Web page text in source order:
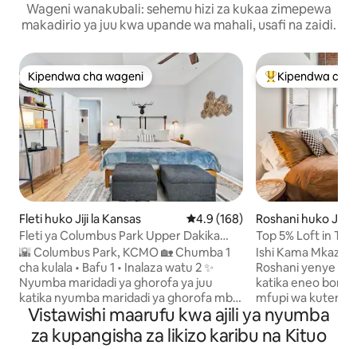
Wageni wanakubali: sehemu hizi za kukaa zimepewa
makadirio ya juu kwa upande wa mahali, usafi na zaidi.
Kipendwa cha wageni
Kipendwa cha wageni
Fleti huko Jiji la Kansas Ukadiriaji wa wastani wa 4.9
4.9 (168)
Fleti ya Columbus Park Upper Dakika
chache kutoka Katikati ya Jiji la KC
🌇 Columbus Park, KCMO 🏡 Chumba 1
cha kulala • Bafu 1 • Inalaza watu 2 ✨
Nyumba maridadi ya ghorofa ya juu
katika nyumba maridadi ya ghorofa mbili
yenye mlango wa kujitegemea 📍
Tembea hadi Soko la Mto, vituo vya
tramu, mikahawa na vipendwa vya eneo
Kipendwa
Kipendwa cha
Roshani huko Jiji
Top 5% Loft in
Walkable
Ishi Kama Mkazi
Roshani yenye
katika eneo bora
mfupi wa
migahawa
kahawa, maduka
wakulima. Iwe
Vistawishi maarufu kwa ajili ya nyumba
za kupangisha za likizo karibu na Kituo